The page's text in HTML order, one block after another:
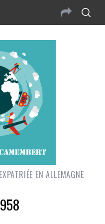
EN ALLEMAGNE